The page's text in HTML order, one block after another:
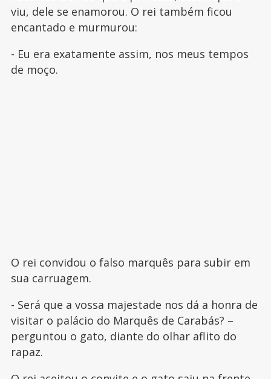
viu, dele se enamorou. O rei também ficou
encantado e murmurou:
- Eu era exatamente assim, nos meus tempos
de moço.
O rei convidou o falso marquês para subir em
sua carruagem.
- Será que a vossa majestade nos dá a honra de
visitar o palácio do Marquês de Carabás? –
perguntou o gato, diante do olhar aflito do
rapaz.